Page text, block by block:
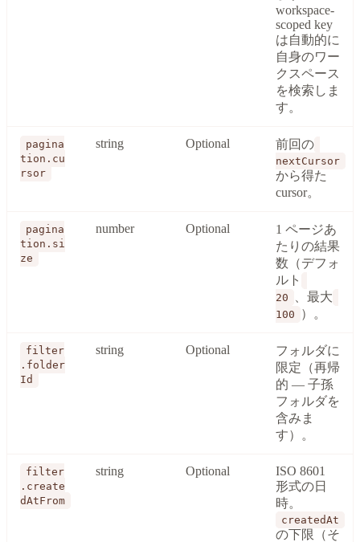
workspace-
scoped key
は自動的に
自身のワー
クスペース
を検索しま
す。
pagina
tion.cu
rsor
string Optional 前回の
nextCursor
から得た
cursor。
pagina
tion.si
ze
number Optional
1 ページあ
たりの結果
数（デフォ
ルト
20 、最大
100 ）。
filter
.folder
Id
string Optional
フォルダに
限定（再帰
的 — 子孫
フォルダを
含みま
す）。
filter
.create
dAtFrom
string Optional
ISO 8601
形式の日
時。
createdAt
の下限（そ